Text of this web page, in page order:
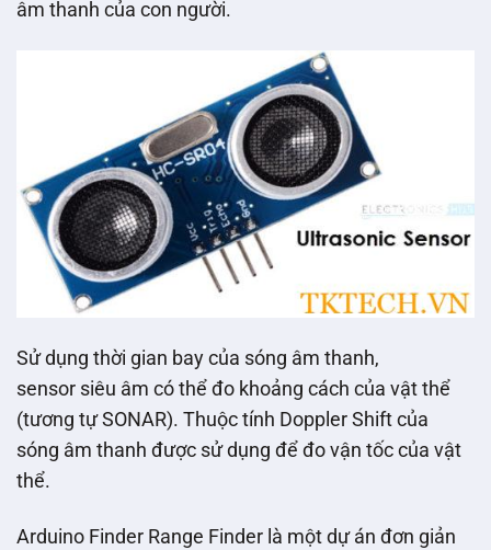
âm thanh của con người.
Sử dụng thời gian bay của sóng âm thanh,
sensor siêu âm có thể đo khoảng cách của vật thể
(tương tự SONAR). Thuộc tính Doppler Shift của
sóng âm thanh được sử dụng để đo vận tốc của vật
thể.
Arduino Finder Range Finder là một dự án đơn giản